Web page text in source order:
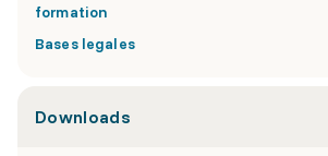
formation
Bases legales
Downloads